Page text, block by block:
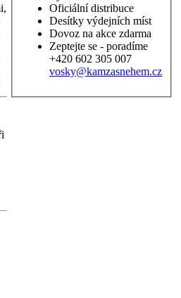
Oficiální distribuce
Desítky výdejních míst
Dovoz na akce zdarma
Zeptejte se - poradíme
+420 602 305 007
vosky@kamzasnehem.cz